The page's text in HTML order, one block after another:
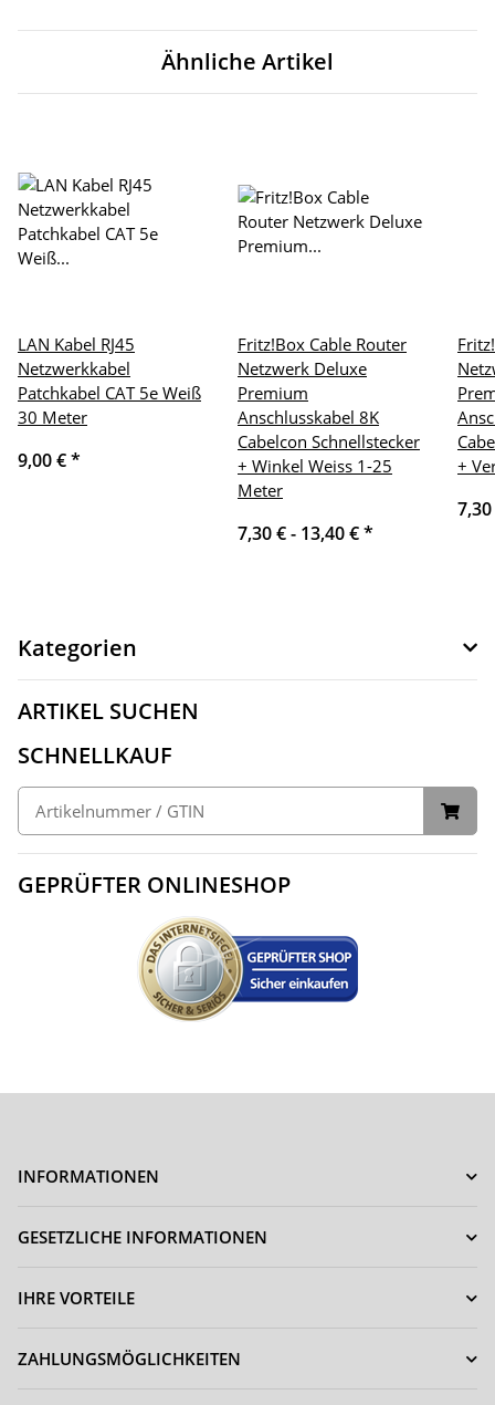
Ähnliche Artikel
LAN Kabel RJ45
Netzwerkkabel
Patchkabel CAT 5e Weiß
30 Meter
9,00 €*
Fritz!Box Cable Router
Netzwerk Deluxe
Premium
Anschlusskabel 8K
Cabelcon Schnellstecker
+ Winkel Weiss 1-25
Meter
7,30 € - 13,40 €*
+
Kategorien
ARTIKEL SUCHEN
SCHNELLKAUF
GEPRÜFTER ONLINESHOP
INFORMATIONEN
GESETZLICHE INFORMATIONEN
IHRE VORTEILE
ZAHLUNGSMÖGLICHKEITEN